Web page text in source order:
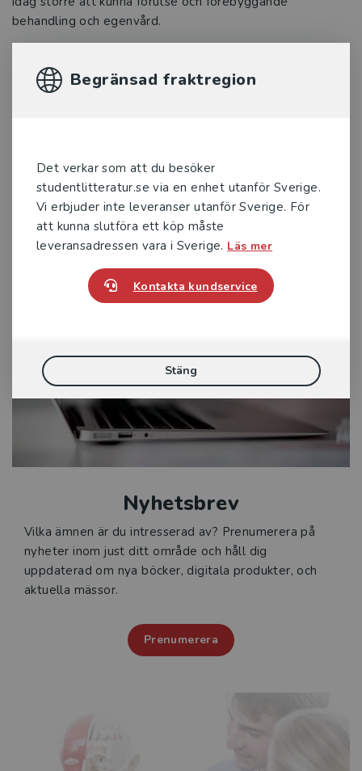
Begränsad fraktregion
Det verkar som att du besöker
studentlitteratur.se via en enhet utanför Sverige.
Vi erbjuder inte leveranser utanför Sverige. För
att kunna slutföra ett köp måste
leveransadressen vara i Sverige. Läs mer
Kontakta kundservice
Stäng
behandling och egenvård.
Marie Rönnblom (foto av Lars)
experter är Reumatologi en
styrkedemonstration av kunskap och
samarbete. Sedan den förra utgåvan av bok...
416 krinkl. moms
Exkl. moms: 392 kr
Nyhetsbrev
Vilka ämnen är du intresserad av? Prenumerera på
nyheter inom just ditt område och håll dig
uppdaterad om nya böcker, digitala produkter, och
aktuella mässor.
Prenumerera